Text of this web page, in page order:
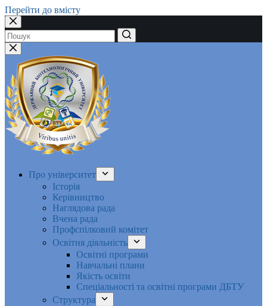
Перейти до вмісту
Немає
результатів
Про університет
Історія
Керівництво
Наглядова рада
Вчена рада
Профспілковий комітет
Освітня діяльність
Освітні програми
Навчальні плани
Якість освіти
Спеціальності та освітні програми ДБТУ
Структура